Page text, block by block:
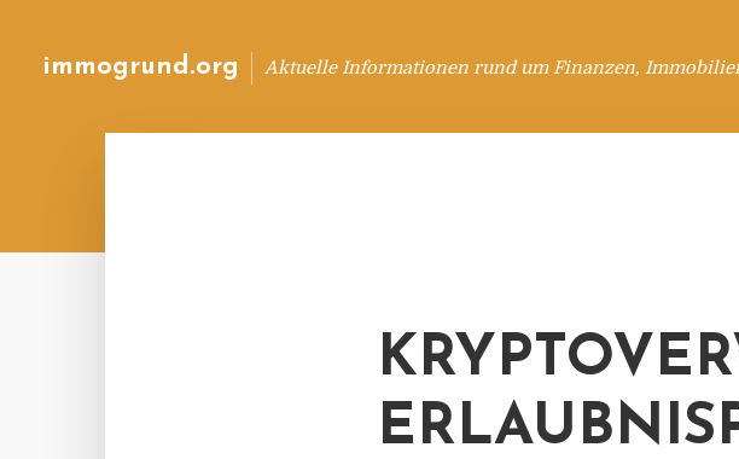
immogrund.org Aktuelle Informationen rund um Finanzen,